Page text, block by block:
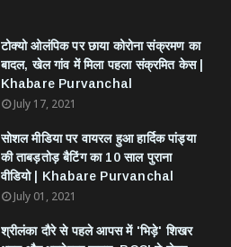
टोक्यो ओलंपिक पर छाया कोरोना संक्रमण का
बादल, खेल गांव में मिला पहला संक्रमित केस |
Khabare Purvanchal
July 17, 2021
सोशल मीडिया पर वायरल हुआ हार्दिक पांड्या
की ताबड़तोड़ बैटिंग का 10 साल पुराना
वीडियो | Khabare Purvanchal
July 01, 2021
श्रीलंका दौरे से पहले आपस में 'भिड़े' शिखर